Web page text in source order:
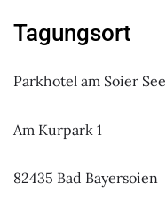
Tagungsort
Parkhotel am Soier See
Am Kurpark 1
82435 Bad Bayersoien